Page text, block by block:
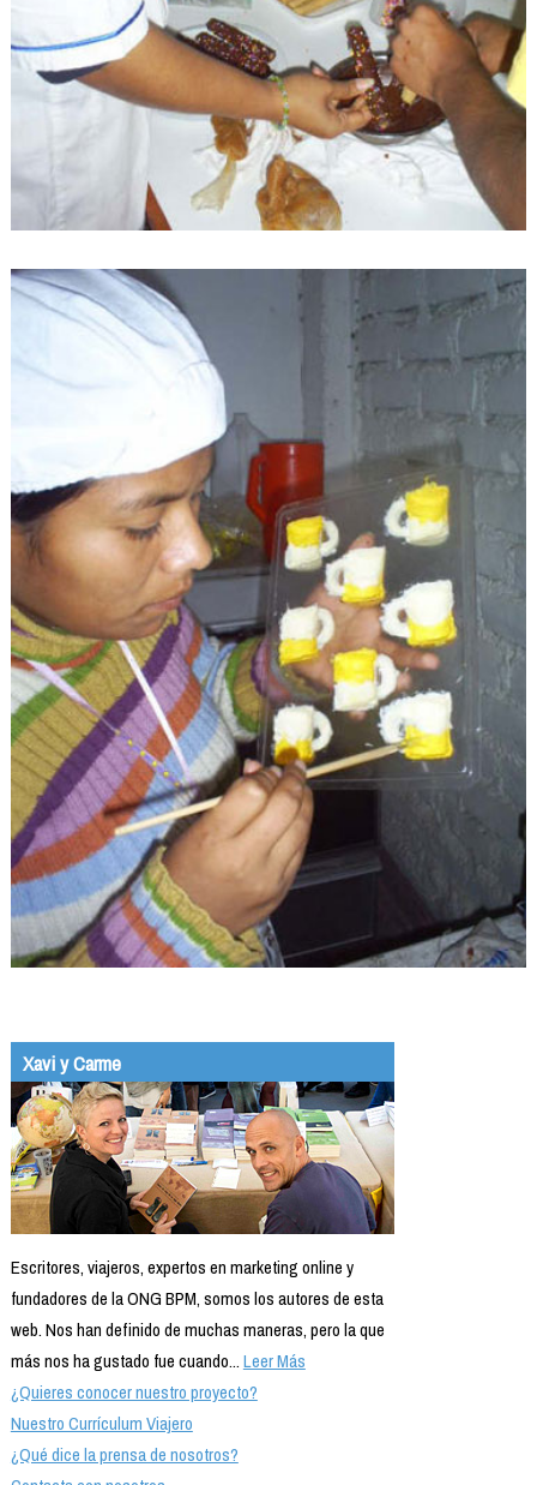
Xavi y Carme
Escritores, viajeros, expertos en marketing online y
fundadores de la ONG BPM, somos los autores de esta
web. Nos han definido de muchas maneras, pero la que
más nos ha gustado fue cuando...Leer Más
¿Quieres conocer nuestro proyecto?
Nuestro Currículum Viajero
¿Qué dice la prensa de nosotros?